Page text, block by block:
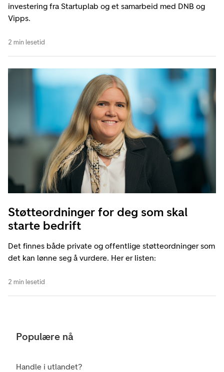
investering fra Startuplab og et samarbeid med DNB og
Vipps.
2 min lesetid
Støtteordninger for deg som skal
starte bedrift
Det finnes både private og offentlige støtteordninger som
det kan lønne seg å vurdere. Her er listen:
2 min lesetid
Populære nå
Handle i utlandet?